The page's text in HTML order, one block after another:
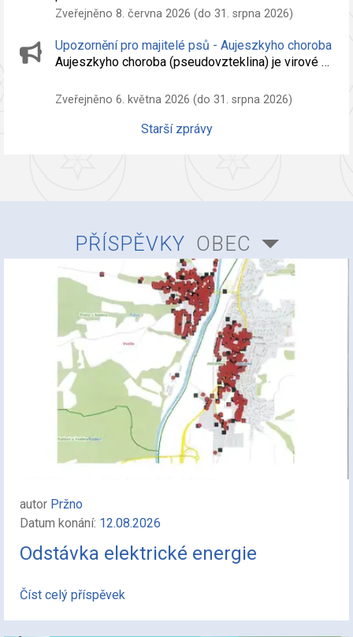
Zveřejněno 8. června 2026 (do 31. srpna 2026)
Upozornění pro majitelé psů - Aujeszkyho choroba
Aujeszkyho choroba (pseudovzteklina) je virové …
Zveřejněno 6. května 2026 (do 31. srpna 2026)
Starší zprávy
PŘÍSPĚVKY OBEC
autor Pržno
Datum konání: 12.08.2026
Odstávka elektrické energie
Číst celý příspěvek